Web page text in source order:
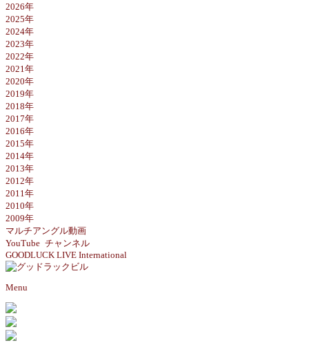
2026年
2025年
2024年
2023年
2022年
2021年
2020年
2019年
2018年
2017年
2016年
2015年
2014年
2013年
2012年
2011年
2010年
2009年
マルチアングル動画
YouTube チャンネル
GOODLUCK LIVE International
Menu